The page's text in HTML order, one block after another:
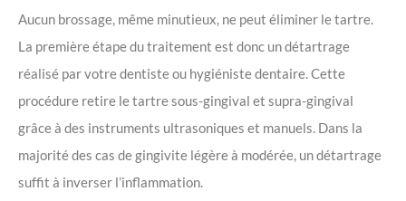
Aucun brossage, même minutieux, ne peut éliminer le tartre.
La première étape du traitement est donc un détartrage
réalisé par votre dentiste ou hygiéniste dentaire. Cette
procédure retire le tartre sous-gingival et supra-gingival
grâce à des instruments ultrasoniques et manuels. Dans la
majorité des cas de gingivite légère à modérée, un détartrage
suffit à inverser l’inflammation.